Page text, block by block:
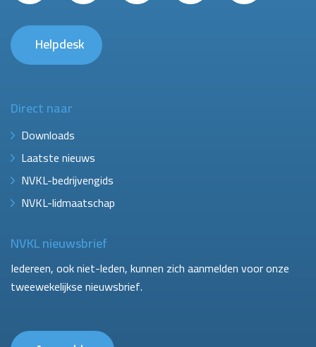
Helpdesk
Direct naar
Downloads
Laatste nieuws
NVKL-bedrijvengids
NVKL-lidmaatschap
NVKL nieuwsbrief
Iedereen, ook niet-leden, kunnen zich aanmelden voor onze
tweewekelijkse nieuwsbrief.